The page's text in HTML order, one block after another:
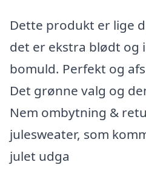
Dette produkt er lige
det er ekstra blødt og
bomuld. Perfekt og
Det grønne valg og
Nem ombytning &
julesweater, som
julet udga